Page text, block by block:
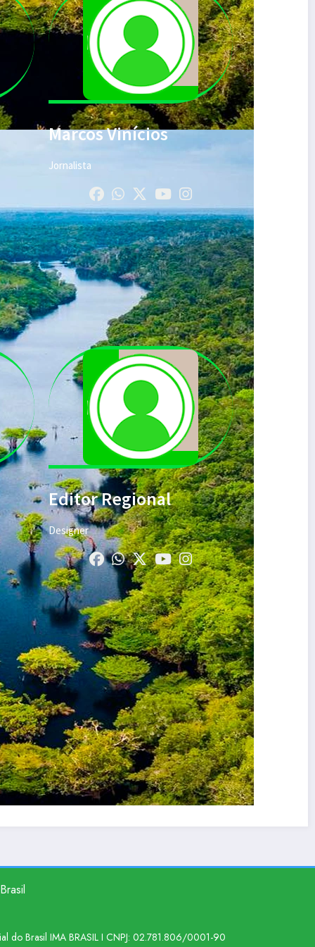
Marcos Vinícios
Jornalista
Editor Regional
Designer